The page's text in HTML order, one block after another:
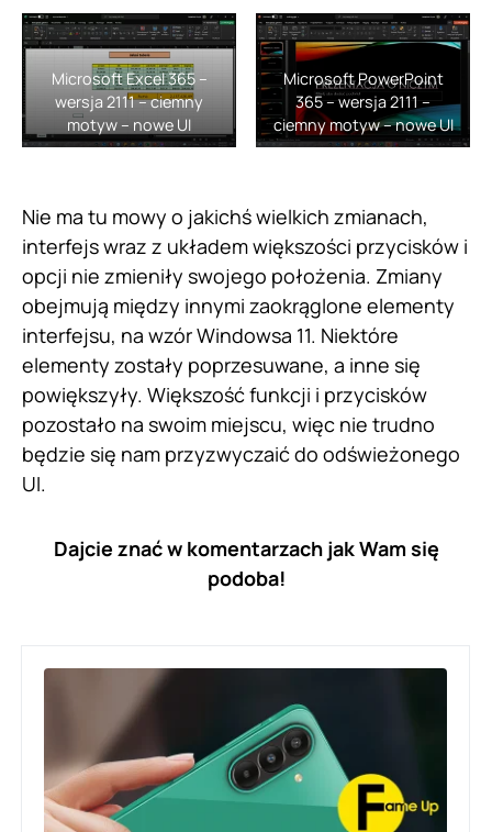
Microsoft Excel 365 –
wersja 2111 – ciemny
motyw – nowe UI
Microsoft PowerPoint
365 – wersja 2111 –
ciemny motyw – nowe UI
Nie ma tu mowy o jakichś wielkich zmianach,
interfejs wraz z układem większości przycisków i
opcji nie zmieniły swojego położenia. Zmiany
obejmują między innymi zaokrąglone elementy
interfejsu, na wzór Windowsa 11. Niektóre
elementy zostały poprzesuwane, a inne się
powiększyły. Większość funkcji i przycisków
pozostało na swoim miejscu, więc nie trudno
będzie się nam przyzwyczaić do odświeżonego
UI.
Dajcie znać w komentarzach jak Wam się
podoba!